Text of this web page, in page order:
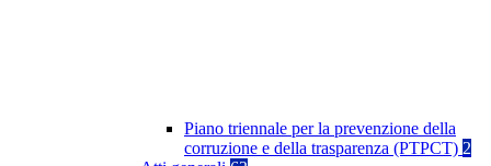
Piano triennale per la prevenzione della
corruzione e della trasparenza (PTPCT) 2